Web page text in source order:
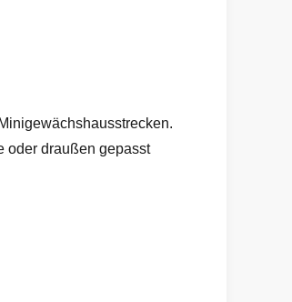
oder draußen gepasst